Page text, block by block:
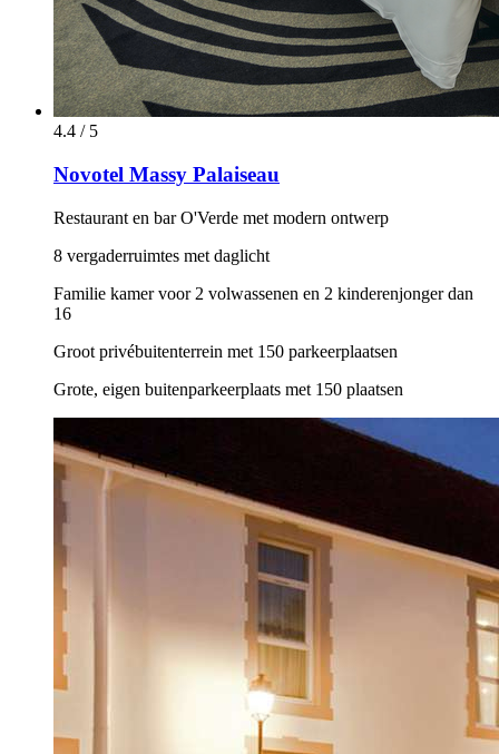
4.4 / 5
Novotel Massy Palaiseau
Restaurant en bar O'Verde met modern ontwerp
8 vergaderruimtes met daglicht
Familie kamer voor 2 volwassenen en 2 kinderenjonger dan
16
Groot privébuitenterrein met 150 parkeerplaatsen
Grote, eigen buitenparkeerplaats met 150 plaatsen